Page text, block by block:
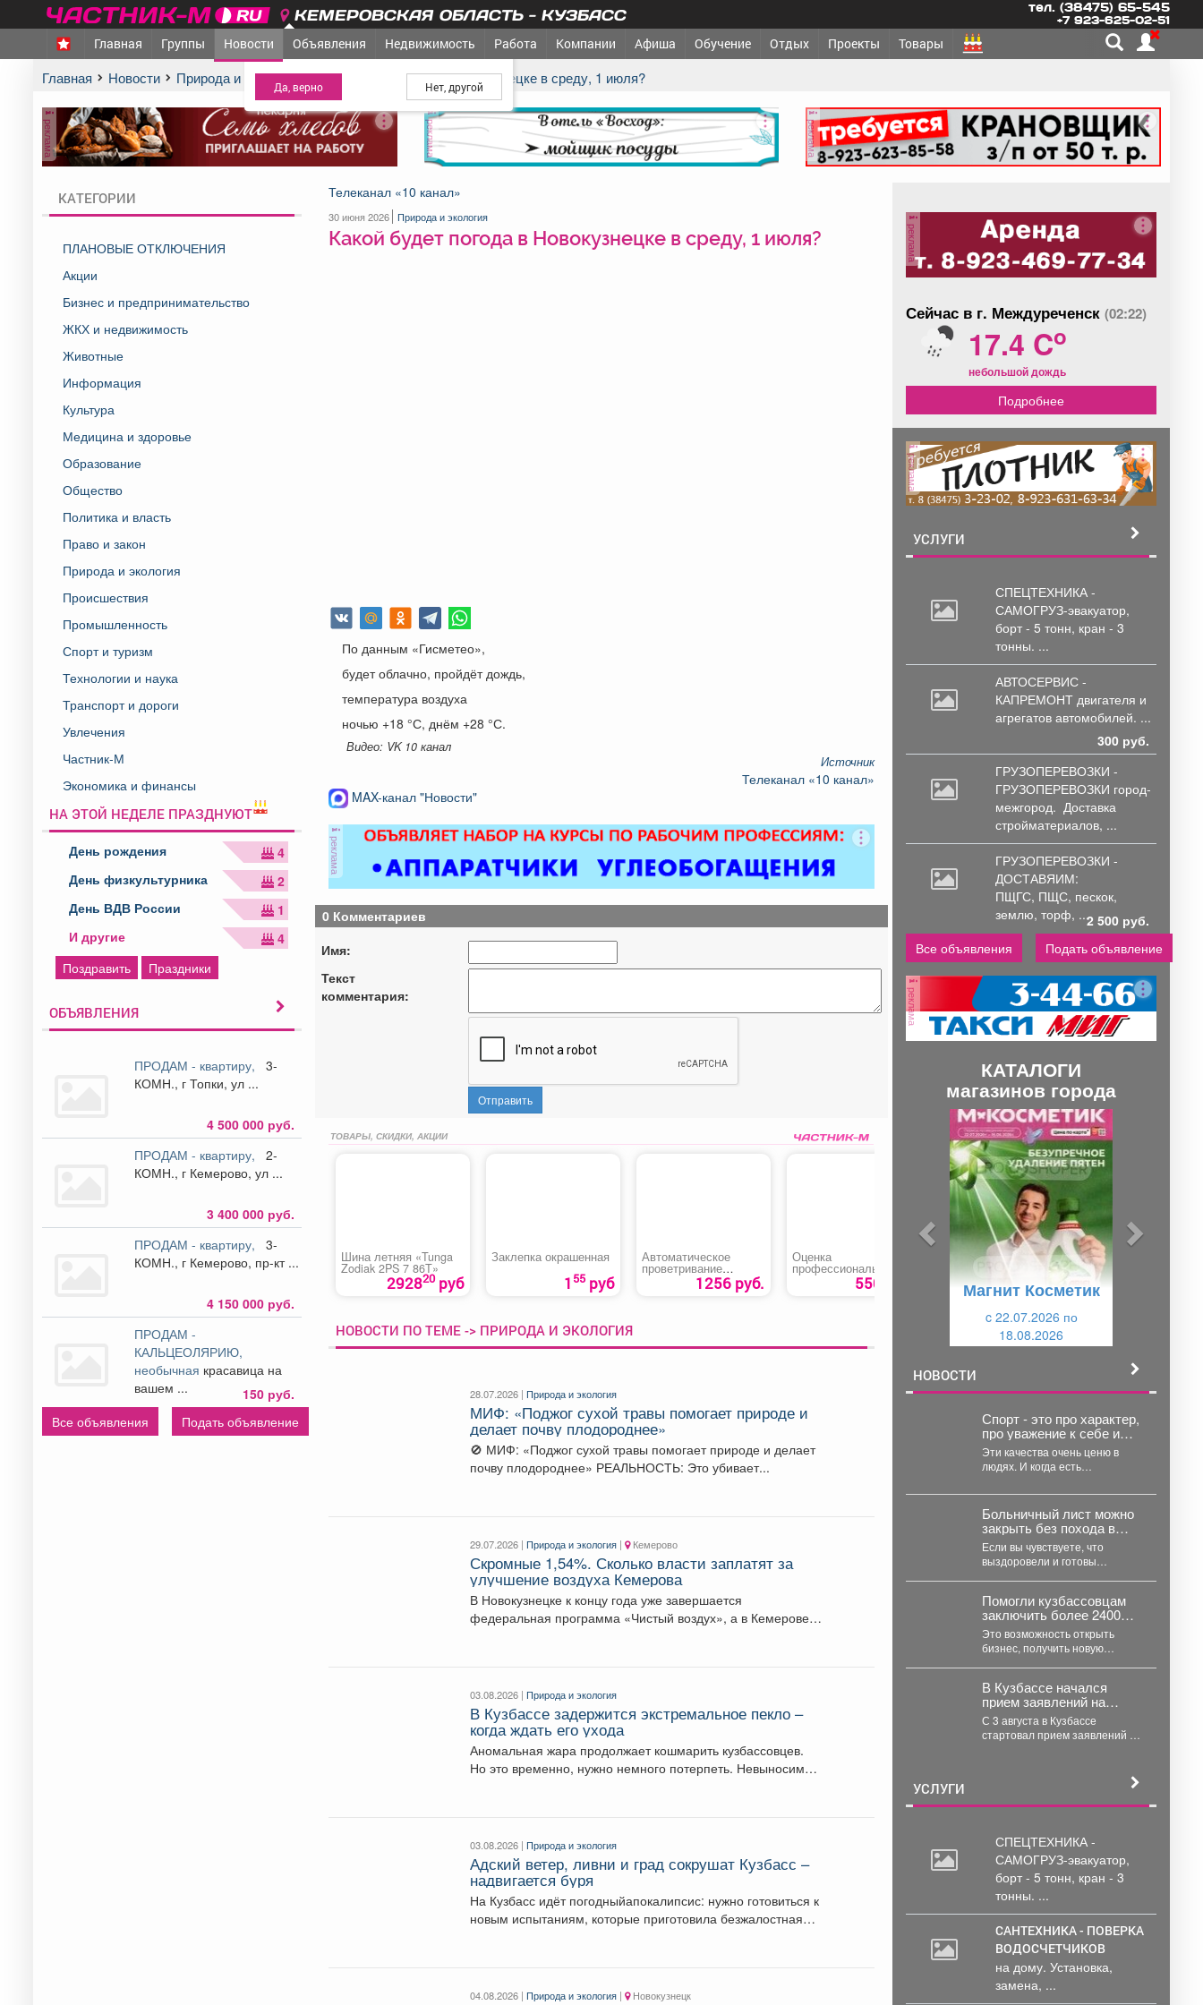
КЕМЕРОВСКАЯ ОБЛАСТЬ - КУЗБАСС
МЕЖДУРЕЧЕНСК - Ваш город?
тел. (38475) 65-545
+7 923-625-02-51
Главная Группы Новости Объявления Недвижимость Работа Компании Афиша Обучение Отдых Проекты Товары
Главная Новости Природа и экология Какой будет погода в Новокузнецке в среду, 1 июля?
реклама реклама реклама
КАТЕГОРИИ
ПЛАНОВЫЕ ОТКЛЮЧЕНИЯ
Акции
Бизнес и предпринимательство
ЖКХ и недвижимость
Животные
Информация
Культура
Медицина и здоровье
Образование
Общество
Политика и власть
Право и закон
Природа и экология
Происшествия
Промышленность
Спорт и туризм
Технологии и наука
Транспорт и дороги
Увлечения
Частник-М
Экономика и финансы
НА ЭТОЙ НЕДЕЛЕ ПРАЗДНУЮТ
День рождения
4
День физкультурника
2
День ВДВ России
1
И другие
4
Поздравить
Праздники
ОБЪЯВЛЕНИЯ
ПРОДАМ - квартиру,
3-
КОМН., г Топки, ул ...
4 500 000 руб.
ПРОДАМ - квартиру,
2-
КОМН., г Кемерово, ул ...
3 400 000 руб.
ПРОДАМ - квартиру,
3-
КОМН., г Кемерово, пр-кт ...
4 150 000 руб.
ПРОДАМ -
КАЛЬЦЕОЛЯРИЮ,
необычная красавица на
вашем ...
150 руб.
Все объявления
Подать объявление
Телеканал «10 канал»
30 июня 2026 Природа и экология
Какой будет погода в Новокузнецке в среду, 1 июля?
По данным «Гисметео»,
будет облачно, пройдёт дождь,
температура воздуха
ночью +18 °С, днём +28 °С.
Видео: VK 10 канал
Источник
Телеканал «10 канал»
MAX-канал "Новости"
реклама
0 Комментариев
Имя:
Текст
комментария:
Отправить
ТОВАРЫ, СКИДКИ, АКЦИИ
Шина летняя «Tunga
Zodiak 2PS 7 86T»
292820руб
Заклепка окрашенная
1 55руб
Автоматическое
проветривание
теплицы
«Термопривод 300С»
1256 руб.
Оценка
профессиональных
рисков 550 руб.
Воздушный фильтр
для автомобиля
«Chevrolet Lanos»250 руб.
Шкант деревянный
берёзовый
НОВОСТИ ПО ТЕМЕ -> ПРИРОДА И ЭКОЛОГИЯ
28.07.2026 |Природа и экология
МИФ: «Поджог сухой травы помогает природе и
делает почву плодороднее»
🚫 МИФ: «Поджог сухой травы помогает природе и делает
почву плодороднее» РЕАЛЬНОСТЬ: Это убивает...
29.07.2026 |Природа и экология | Кемерово
Скромные 1,54%. Сколько власти заплатят за
улучшение воздуха Кемерова
В Новокузнецке к концу года уже завершается
федеральная программа «Чистый воздух», а в Кемерове,
03.08.2026 |Природа и экология
В Кузбассе задержится экстремальное пекло –
когда ждать его ухода
Аномальная жара продолжает кошмарить кузбассовцев.
Но это временно, нужно немного потерпеть. Невыносимое
03.08.2026 |Природа и экология
Адский ветер, ливни и град сокрушат Кузбасс –
надвигается буря
На Кузбасс идёт погодныйапокалипсис: нужно готовиться к
новым испытаниям, которые приготовила безжалостная
04.08.2026 |Природа и экология | Новокузнецк
реклама
Сейчас в г. Междуреченск (02:22)
17.4 Co
небольшой дождь
Подробнее
реклама
УСЛУГИ
СПЕЦТЕХНИКА -
САМОГРУЗ-эвакуатор,
борт - 5 тонн, кран - 3
тонны. ...
АВТОСЕРВИС -
КАПРЕМОНТ двигателя и
агрегатов автомобилей. ...
300 руб.
ГРУЗОПЕРЕВОЗКИ -
ГРУЗОПЕРЕВОЗКИ город-
межгород. Доставка
стройматериалов, ...
ГРУЗОПЕРЕВОЗКИ -
ДОСТАВЯИМ:
ПЩГС, ПЩС, пескок,
землю, торф, ...2 500 руб.
Все объявления
Подать объявление
реклама
КАТАЛОГИ
магазинов города
Магнит Косметик
c 22.07.2026 по
18.08.2026
НОВОСТИ
Спорт - это про характер,
про уважение к себе и
другим.
Эти качества очень ценю в
людях. И когда есть
земляков - делаю...
Больничный лист можно
закрыть без похода в
поликлинику
Если вы чувствуете, что
выздоровели и готовы
Помогли кузбассовцам
заключить более 2400
социальных контрактов с
начала года.
Это возможность открыть
бизнес, получить новую
жизненный период.
Например,...
В Кузбассе начался
прием заявлений на
голосование по месту
нахождения
С 3 августа в Кузбассе
стартовал прием заявлений от
УСЛУГИ
СПЕЦТЕХНИКА -
САМОГРУЗ-эвакуатор,
борт - 5 тонн, кран - 3
тонны. ...
САНТЕХНИКА - ПОВЕРКА
ВОДОСЧЕТЧИКОВ
на дому. Установка,
замена, ...